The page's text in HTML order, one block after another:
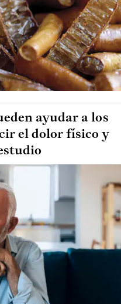
ayudar a los
el dolor físico y